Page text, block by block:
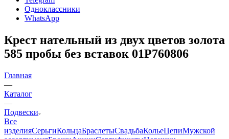
Одноклассники
WhatsApp
Крест нательный из двух цветов золота
585 пробы без вставок 01Р760806
Главная
—
Каталог
—
Подвески
Все
изделияСерьгиКольцаБраслетыСвадьбаКольеЦепиМужской